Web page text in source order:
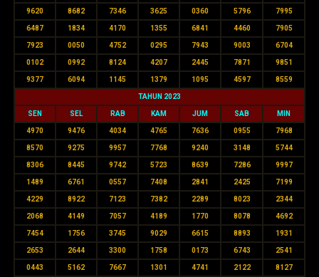
9620 8682 7346 3625 0360 5796 7995
6487 1834 4170 1355 6841 4460 7905
7923 0050 4752 0295 7943 9003 6704
0102 0992 8124 4207 2445 7871 9851
9377 6094 1145 1379 1095 4597 8559
TAHUN 2023
SEN SEL RAB KAM JUM SAB MIN
4970 9476 4034 4765 7636 0955 7968
8570 9275 9957 7768 9240 3148 5744
8306 8445 9742 5723 8639 7286 9997
1489 6761 0557 7408 2841 2425 7199
4229 8922 7123 7382 2289 8023 2344
2068 4149 7057 4189 1770 8078 4692
7454 1756 3745 9029 6615 8893 1931
2653 2644 3300 1758 0173 6743 2541
0443 5162 7667 1301 4741 2122 8127